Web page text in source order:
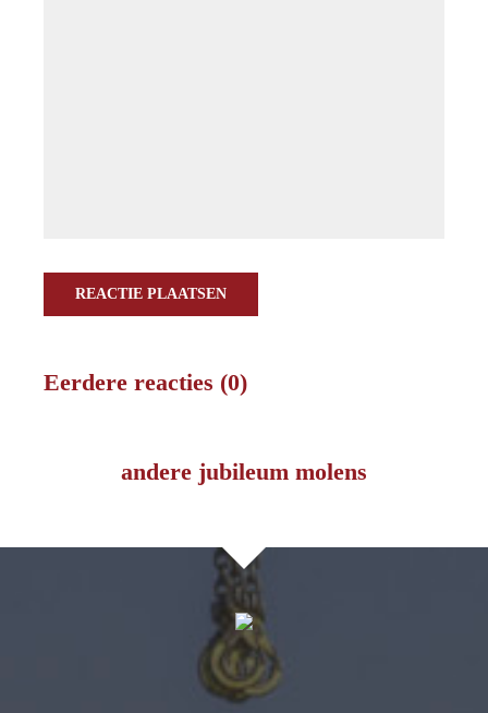
REACTIE PLAATSEN
Eerdere reacties (0)
andere jubileum molens